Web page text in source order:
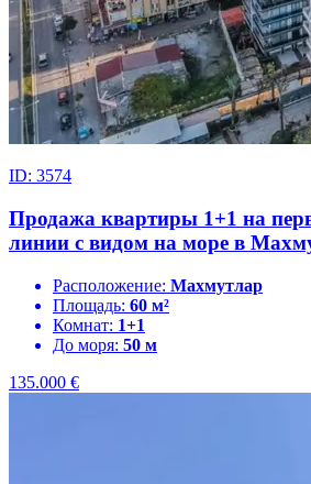
ID: 3574
Продажа квартиры 1+1 на
линии с видом на море в
Расположение: Махмутлар
Площадь: 60 м²
Комнат: 1+1
До моря: 50 м
135.000 €